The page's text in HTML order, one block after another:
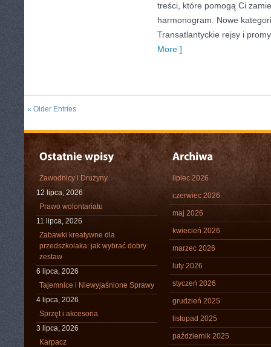
treści, które pomogą Ci
harmonogram. Nowe
Transatlantyckie rejsy i
More ]
« Older Entries
Zawodnicy i Drużyny
12 lipca, 2026
Prawo wolontariatu
11 lipca, 2026
Zabawki kreatywne dla
przedszkolaka: jak wybrać dobry
zestaw
6 lipca, 2026
Tajemnice i Niewyjaśnione Sprawy
4 lipca, 2026
Sprzęt i akcesoria
3 lipca, 2026
Karpacz
lipiec 2026
czerwiec 2026
maj 2026
kwiecień 2026
marzec 2026
luty 2026
styczeń 2026
grudzień 2025
listopad 2025
październik 2025